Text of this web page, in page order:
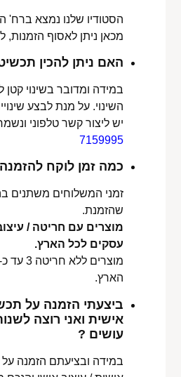
מכאן ניתן לאסוף הזמנות,
האם ניתן להכין
במידה ומדובר בשינוי קטן
השינוי. על מנת לבצע
יש ליצור קשר טלפוני
7159995
כמה זמן לוקח
זמני המשלוחים משתנים
שהזמנת.
עסקים לכל הארץ.
הארץ.
ביצעתי הזמנה על
אישית ואני רוצה
עושים ?
במידה ובציעתם הזמנה